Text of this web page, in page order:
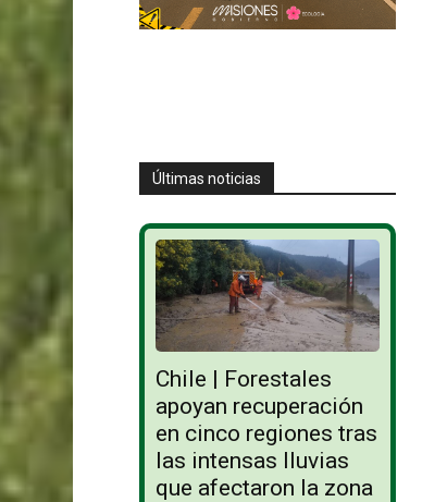
Últimas noticias
Chile | Forestales
apoyan recuperación
en cinco regiones tras
las intensas lluvias
que afectaron la zona